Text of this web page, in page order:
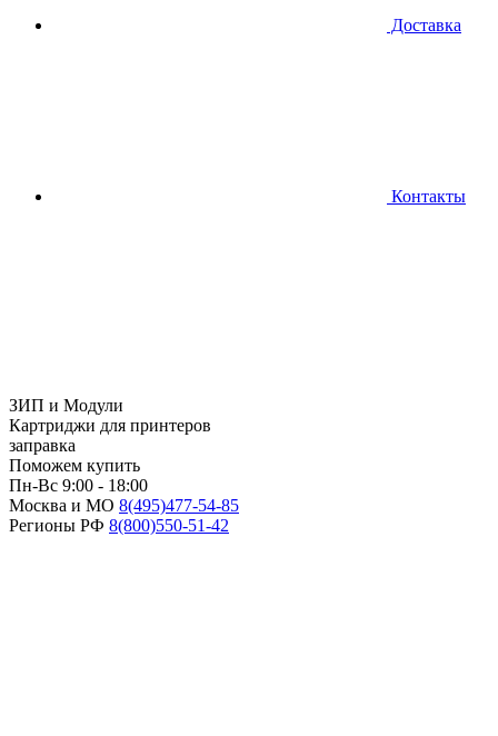
Доставка
Контакты
ЗИП и Модули
Картриджи для принтеров
заправка
Поможем купить
Пн-Вс 9:00 - 18:00
Москва и МО 8(495)477-54-85
Регионы РФ 8(800)550-51-42